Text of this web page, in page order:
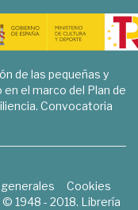
de las pequeñas y
el marco del Plan de
Convocatoria
Cookies
1948 - 2018. Librería